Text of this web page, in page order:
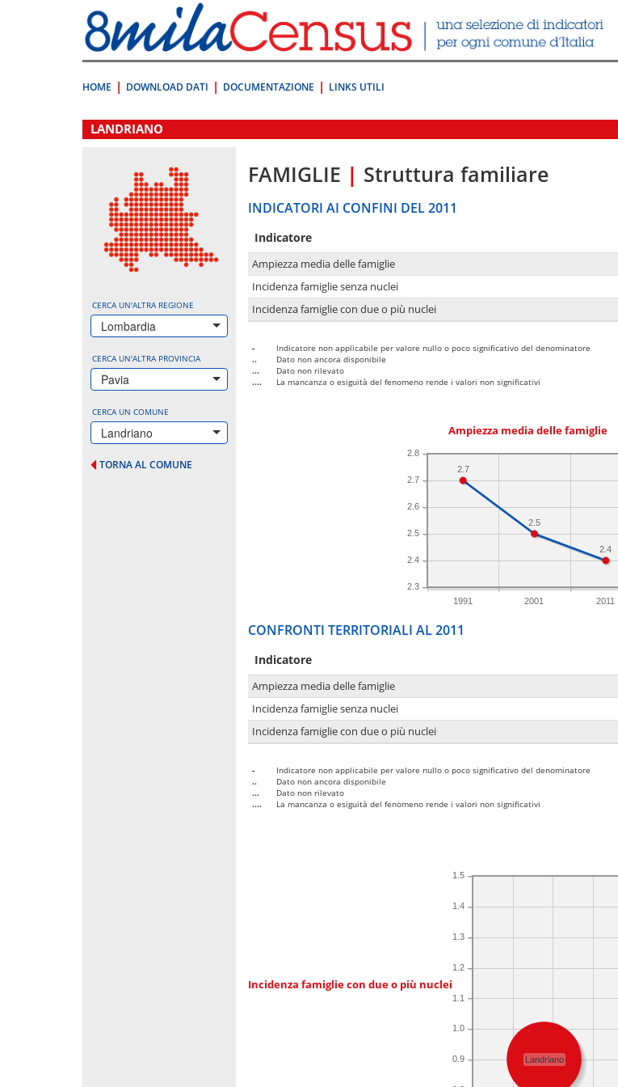
direttamente
a:
Contenuto
HOME DOWNLOAD DATI DOCUMENTAZIONE LINKS UTILI
LANDRIANO
CERCA UN'ALTRA REGIONE
Lombardia
CERCA UN'ALTRA PROVINCIA
Pavia
CERCA UN COMUNE
Landriano
TORNA AL COMUNE
FAMIGLIE | Struttura familiare
INDICATORI AI CONFINI DEL 2011
Indicatore
Ampiezza media delle famiglie
Incidenza famiglie senza nuclei
Incidenza famiglie con due o più nuclei
-
Indicatore non applicabile per valore nullo o poco significativo del denominatore
..
Dato non ancora disponibile
...
Dato non rilevato
....
La mancanza o esiguità del fenomeno rende i valori non significativi
Ampiezza media delle famiglie
1991 2001 2011
2.3
2.4
2.5
2.6
2.7
2.8
2.4
2.5
2.7
CONFRONTI TERRITORIALI AL 2011
Indicatore
Ampiezza media delle famiglie
Incidenza famiglie senza nuclei
Incidenza famiglie con due o più nuclei
-
Indicatore non applicabile per valore nullo o poco significativo del denominatore
..
Dato non ancora disponibile
...
Dato non rilevato
....
La mancanza o esiguità del fenomeno rende i valori non significativi
Incidenza famiglie con due o più nuclei
0.9
1.0
1.1
1.2
1.3
1.4
1.5
Landriano